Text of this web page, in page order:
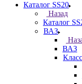
Каталог SS20
Назад
Каталог
ВАЗ
ВАЗ